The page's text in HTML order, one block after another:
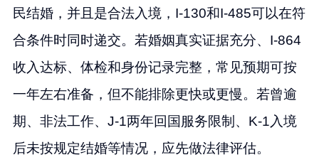
民结婚，并且是合法入境，I-130和I-485可以在符
合条件时同时递交。若婚姻真实证据充分、I-864
收入达标、体检和身份记录完整，常见预期可按
一年左右准备，但不能排除更快或更慢。若曾逾
期、非法工作、J-1两年回国服务限制、K-1入境
后未按规定结婚等情况，应先做法律评估。